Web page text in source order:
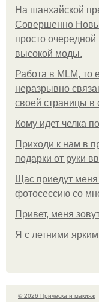
На шанхайской
Совершенно
просто
высокой моды.
Работа в MLM, то
неразрывно
своей страницы в
Кому идет челка
Приходи к нам в
подарки от руки
Щас приедут меня
фотосессию со
Привет, меня
Я с летними
© 2026 Прическа и макияж